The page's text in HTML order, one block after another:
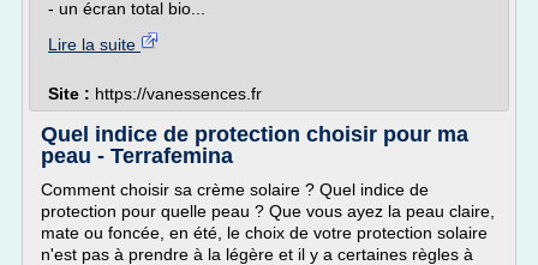
- un écran total bio...
Lire la suite
Site : https://vanessences.fr
Quel indice de protection choisir pour ma
peau - Terrafemina
Comment choisir sa crème solaire ? Quel indice de
protection pour quelle peau ? Que vous ayez la peau claire,
mate ou foncée, en été, le choix de votre protection solaire
n'est pas à prendre à la légère et il y a certaines règles à